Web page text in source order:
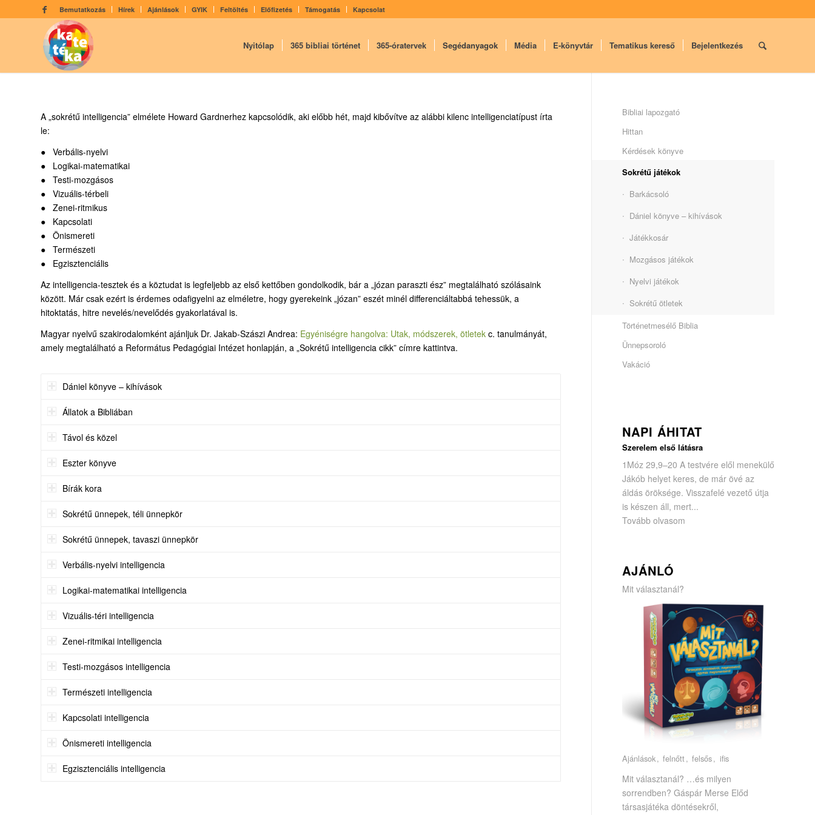
Bemutatkozás Hírek Ajánlások GYIK Feltöltés Előfizetés Támogatás Kapcsolat
Nyitólap 365 bibliai történet 365-óratervek Segédanyagok Média E-könyvtár Tematikus kereső Bejelentkezés
A „sokrétű intelligencia” elmélete Howard Gardnerhez kapcsolódik, aki előbb hét, majd kibővítve az alábbi kilenc intelligenciatípust írta
le:
● Verbális-nyelvi
● Logikai-matematikai
● Testi-mozgásos
● Vizuális-térbeli
● Zenei-ritmikus
● Kapcsolati
● Önismereti
● Természeti
● Egzisztenciális
Az intelligencia-tesztek és a köztudat is legfeljebb az első kettőben gondolkodik, bár a „józan paraszti ész” megtalálható szólásaink
között. Már csak ezért is érdemes odafigyelni az elméletre, hogy gyerekeink „józan” eszét minél differenciáltabbá tehessük, a
hitoktatás, hitre nevelés/nevelődés gyakorlatával is.
Magyar nyelvű szakirodalomként ajánljuk Dr. Jakab-Szászi Andrea: Egyéniségre hangolva: Utak, módszerek, ötletek c. tanulmányát,
amely megtalálható a Református Pedagógiai Intézet honlapján, a „Sokrétű intelligencia cikk” címre kattintva.
Dániel könyve – kihívások
Állatok a Bibliában
Távol és közel
Eszter könyve
Bírák kora
Sokrétű ünnepek, téli ünnepkör
Sokrétű ünnepek, tavaszi ünnepkör
Verbális-nyelvi intelligencia
Logikai-matematikai intelligencia
Vizuális-téri intelligencia
Zenei-ritmikai intelligencia
Testi-mozgásos intelligencia
Természeti intelligencia
Kapcsolati intelligencia
Önismereti intelligencia
Egzisztenciális intelligencia
Bibliai lapozgató
Hittan
Kérdések könyve
Sokrétű játékok
Barkácsoló
Dániel könyve – kihívások
Játékkosár
Mozgásos játékok
Nyelvi játékok
Sokrétű ötletek
Történetmesélő Biblia
Ünnepsoroló
Vakáció
NAPI ÁHITAT
Szerelem első látásra
1Móz 29,9–20 A testvére elől menekülő
Jákób helyet keres, de már övé az
áldás öröksége. Visszafelé vezető útja
is készen áll, mert...
Tovább olvasom
AJÁNLÓ
Mit választanál?
Ajánlások felnőtt felsős ifis
Mit választanál? …és milyen
sorrendben? Gáspár Merse Előd
társasjátéka döntésekről,